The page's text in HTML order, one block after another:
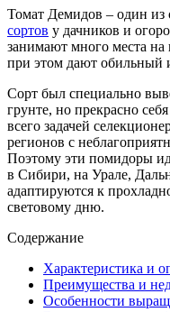
Томат Демидов – один из
сортов у дачников и
занимают много места на
при этом дают обильный
Сорт был специально
грунте, но прекрасно
всего задачей
регионов с
Поэтому эти помидоры
в Сибири, на Урале,
адаптируются к
световому дню.
Содержание
Характеристика и
Преимущества и
Особенности